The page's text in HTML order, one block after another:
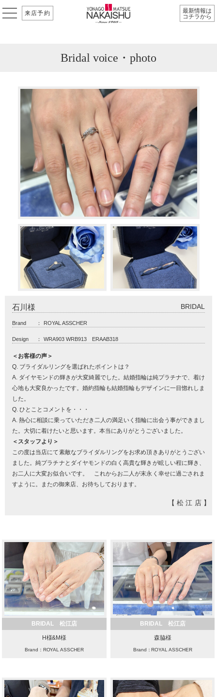
来店予約
最新情報は
コチラから
Bridal voice・photo
石川様 BRIDAL
Brand ： ROYAL ASSCHER
Design ： WRA903 WRB913 ERAAB318
＜お客様の声＞
Q. ブライダルリングを選ばれたポイントは？
A. ダイヤモンドの輝きが大変綺麗でした。結婚指輪は純プラチナで、着け
心地も大変良かったです。婚約指輪も結婚指輪もデザインに一目惚れしま
した。
Q. ひとことコメントを・・・
A. 熱心に相談に乗っていただき二人の満足いく指輪に出会う事ができまし
た。大切に着けたいと思います。本当にありがとうございました。
＜スタッフより＞
この度は当店にて素敵なブライダルリングをお求め頂きありがとうござい
ました。純プラチナとダイヤモンドの白く高貴な輝きが眩しい程に輝き、
お二人に大変お似合いです。 これからお二人が末永く幸せに過ごされま
すように。またの御来店、お待ちしております。
【松江店】
BRIDAL 松江店
H様&M様
Brand：ROYAL ASSCHER
BRIDAL 松江店
森脇様
Brand：ROYAL ASSCHER